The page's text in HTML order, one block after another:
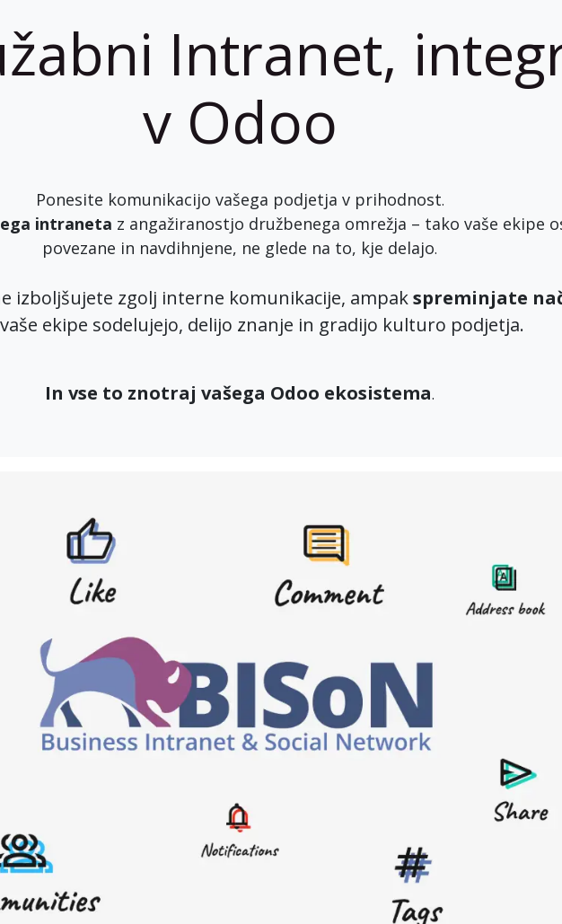
Intranet,
v Odoo
Ponesite komunikacijo vašega podjetja v prihodnost.
intraneta z angažiranostjo družbenega omrežja – tako vaše ekipe
povezane in navdihnjene, ne glede na to, kje delajo.
izboljšujete zgolj interne komunikacije, ampakspreminjate
ekipe sodelujejo, delijo znanje in gradijo kulturo podjetja.
In vse to znotraj vašega Odoo ekosistema.